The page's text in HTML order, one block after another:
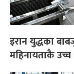
इरान युद्धका
महिनायताकै उच्च